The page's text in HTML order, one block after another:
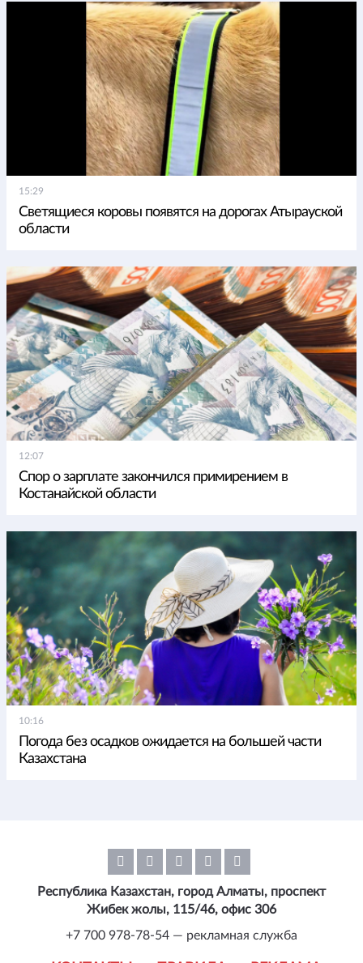
15:29
Светящиеся коровы появятся на дорогах Атырауской
области
12:07
Спор о зарплате закончился примирением в
Костанайской области
10:16
Погода без осадков ожидается на большей части
Казахстана
Республика Казахстан, город Алматы, проспект
Жибек жолы, 115/46, офис 306
+7 700 978-78-54 — рекламная служба